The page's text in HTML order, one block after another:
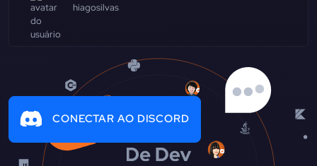
hiagosilvas
CONECTAR AO DISCORD